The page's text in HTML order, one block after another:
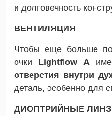
и долговечность
ВЕНТИЛЯЦИЯ
Чтобы еще больше
очки Lightflow A
отверстия внутри
деталь, особенно для
ДИОПТРИЙНЫЕ